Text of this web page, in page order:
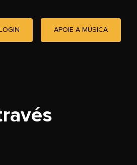
LOGIN APOIE A MÚSICA